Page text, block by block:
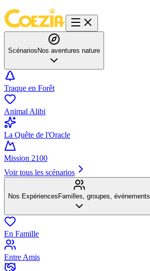
Scénarios Nos aventures nature
Traque en Forêt
Animal Alibi
La Quête de l'Oracle
Mission 2100
Voir tous les scénarios
Nos Expériences Familles, groupes, événements
En Famille
Entre Amis